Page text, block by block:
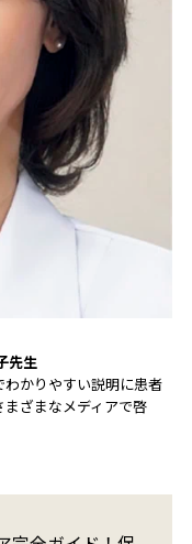
先生
わかりやすい説明に患者
ざまなメディアで啓